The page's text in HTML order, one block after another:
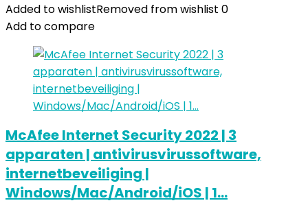
Added to wishlistRemoved from wishlist 0
Add to compare
McAfee Internet Security 2022 | 3
apparaten | antivirusvirussoftware,
internetbeveiliging |
Windows/Mac/Android/iOS | 1…